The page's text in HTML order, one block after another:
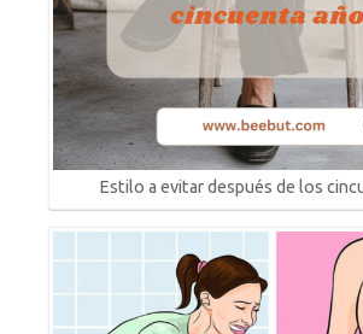
Estilo a evitar después de los